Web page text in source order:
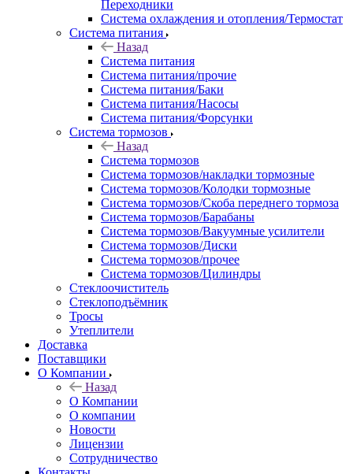
Переходники
Система охлаждения и отопления/Термостат
Система питания
Назад
Система питания
Система питания/прочие
Система питания/Баки
Система питания/Насосы
Система питания/Форсунки
Система тормозов
Назад
Система тормозов
Система тормозов/накладки тормозные
Система тормозов/Колодки тормозные
Система тормозов/Скоба переднего тормоза
Система тормозов/Барабаны
Система тормозов/Вакуумные усилители
Система тормозов/Диски
Система тормозов/прочее
Система тормозов/Цилиндры
Стеклоочиститель
Стеклоподъёмник
Тросы
Утеплители
Доставка
Поставщики
О Компании
Назад
О Компании
О компании
Новости
Лицензии
Сотрудничество